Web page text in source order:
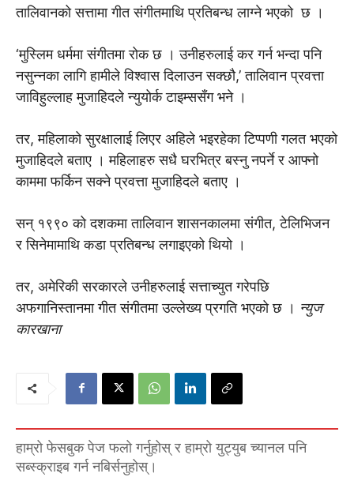
तालिवानको सत्तामा गीत संगीतमाथि प्रतिबन्ध लाग्ने भएको छ ।
‘मुस्लिम धर्ममा संगीतमा रोक छ । उनीहरुलाई कर गर्न भन्दा पनि
नसुन्नका लागि हामीले विश्वास दिलाउन सक्छौ,’ तालिवान प्रवत्ता
जाविहुल्लाह मुजाहिदले न्युयोर्क टाइम्ससँग भने ।
तर, महिलाको सुरक्षालाई लिएर अहिले भइरहेका टिप्पणी गलत भएको
मुजाहिदले बताए । महिलाहरु सधै घरभित्र बस्नु नपर्ने र आफ्नो
काममा फर्किन सक्ने प्रवत्ता मुजाहिदले बताए ।
सन् १९९० को दशकमा तालिवान शासनकालमा संगीत, टेलिभिजन
र सिनेमामाथि कडा प्रतिबन्ध लगाइएको थियो ।
तर, अमेरिकी सरकारले उनीहरुलाई सत्ताच्युत गरेपछि
अफगानिस्तानमा गीत संगीतमा उल्लेख्य प्रगति भएको छ । न्युज
कारखाना
हाम्रो फेसबुक पेज फलो गर्नुहोस् र हाम्रो युट्युब च्यानल पनि
सब्स्क्राइब गर्न नबिर्सनुहोस्।